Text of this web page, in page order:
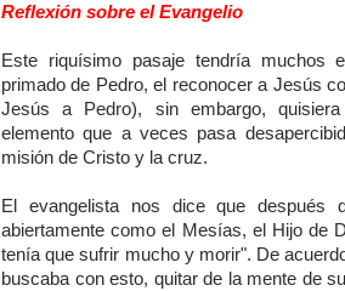
Reflexión sobre el Evangelio
Este riquísimo pasaje tendría muchos
primado de Pedro, el reconocer a Jesús
Jesús a Pedro), sin embargo,
elemento que a veces pasa
misión de Cristo y la cruz.
El evangelista nos dice que
abiertamente como el Mesías, el Hijo de
tenía que sufrir mucho y morir". De
buscaba con esto, quitar de la mente de